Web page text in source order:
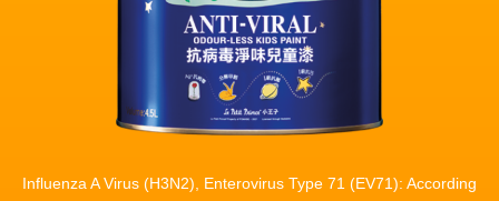
Influenza A Virus (H3N2), Enterovirus Type 71 (EV71): According